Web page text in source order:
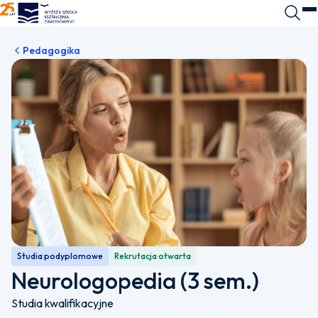
WSKZ - strona główna
Pedagogika
Studia podyplomowe Rekrutacja otwarta
Neurologopedia (3 sem.)
Studia kwalifikacyjne